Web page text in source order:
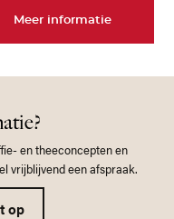
Meer informatie
en theeconcepten en
vrijblijvend een afspraak.
op